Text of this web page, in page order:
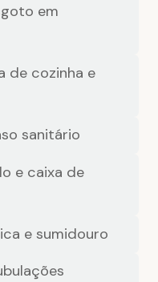
em
de cozinha e
sanitário
e caixa de
e sumidouro